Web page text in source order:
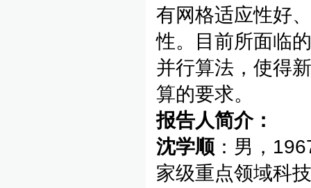
有网格适应性好
性。目前所面临
并行算法，使得
算的要求。
报告人简介：
沈学顺 ：男，
家级重点领域科